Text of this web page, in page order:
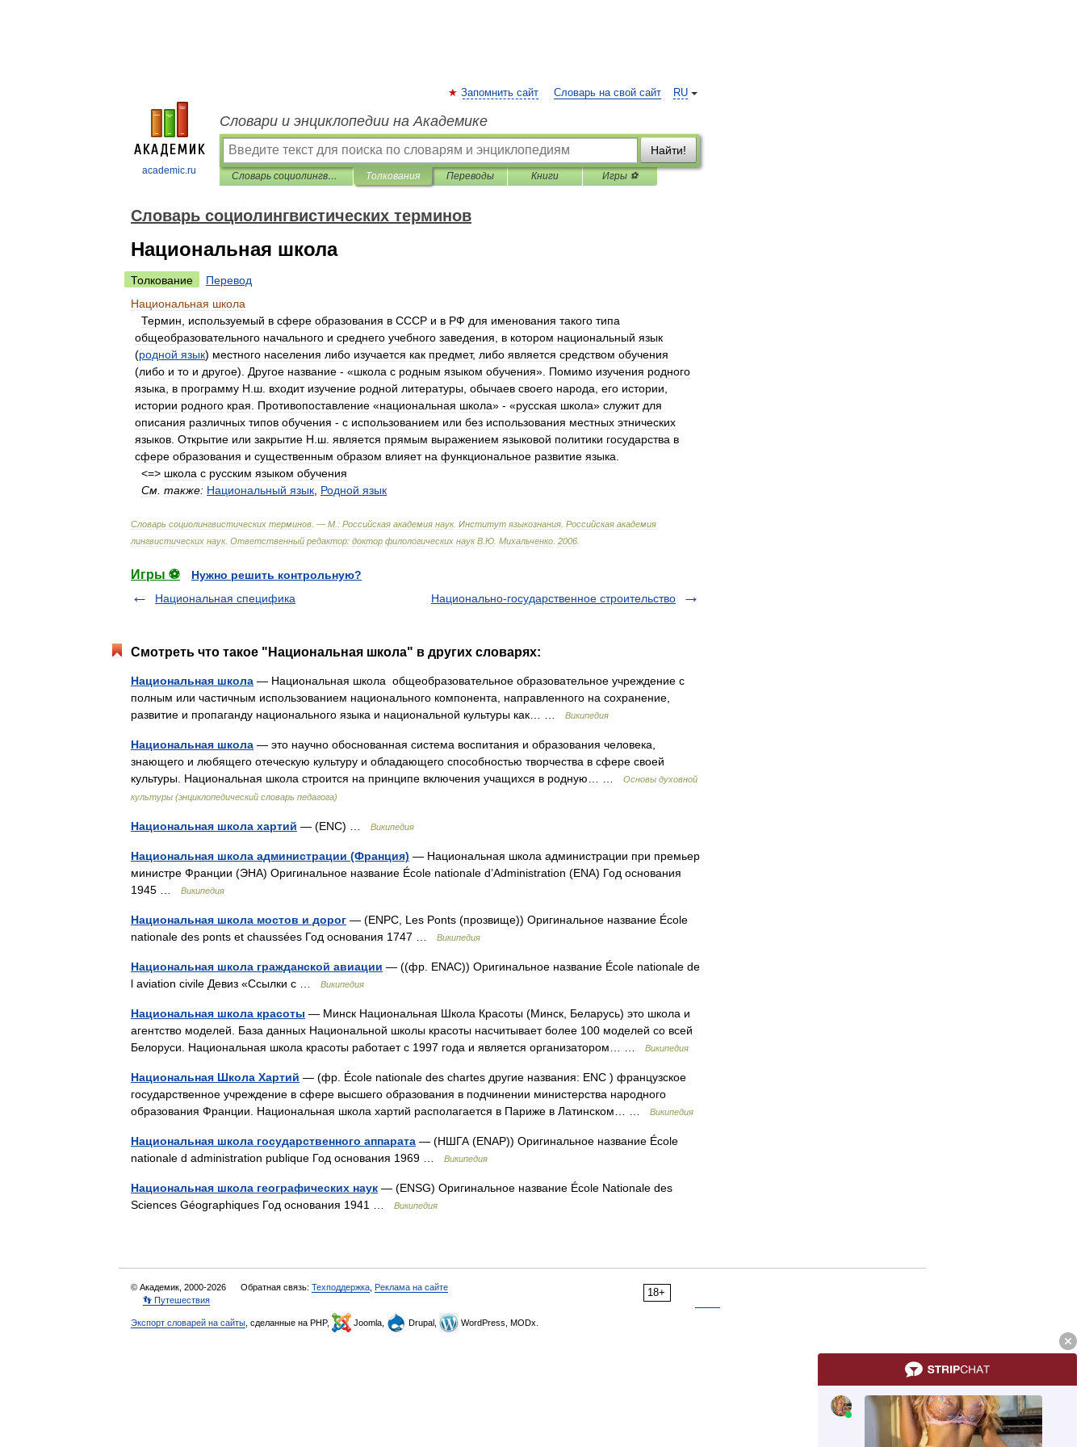
academic.ru
RU
Запомнить сайт Словарь на свой сайт
Словари и энциклопедии на Академике
Найти!
Словарь социолингвистических терминов Толкования Переводы Книги Игры ⚽
Словарь социолингвистических терминов
Национальная школа
Толкование
Перевод
Национальная школа
Термин
используемый в сфере образования в СССР и в РФ для именования такого типа
общеобразовательного начального и среднего учебного заведения в котором национальный язык
(родной язык) местного населения либо изучается как предмет, либо является средством обучения
(либо и то и другое). Другое название - «школа с родным языком обучения». Помимо изучения родного
языка
в программу Н ш входит изучение родной литературы обычаев своего народа его истории
истории родного края Противопоставление «национальная школа» - «русская школа» служит для
описания различных типов обучения - с использованием или без использования местных этнических
языков Открытие или закрытие Н ш является прямым выражением языковой политики государства в
сфере образования и существенным образом влияет на функциональное развитие языка
<=> школа с русским языком обучения
См также: Национальный язык Родной язык
Словарь социолингвистических терминов . — М : Российская академия наук. Институт языкознания Российская академия
лингвистических наук. Ответственный редактор: доктор филологических наук В Ю Михальченко 2006
Игры ⚽
Нужно решить контрольную?
Национальная специфика
Национально-государственное строительство
Смотреть что такое "Национальная школа" в других словарях:
Национальная школа — Национальная школа общеобразовательное образовательное учреждение с
полным или частичным использованием национального компонента, направленного на сохранение,
развитие и пропаганду национального языка и национальной культуры как… …
Википедия
Национальная школа — это научно обоснованная система воспитания и образования человека,
знающего и любящего отеческую культуру и обладающего способностью творчества в сфере своей
культуры. Национальная школа строится на принципе включения учащихся в родную… …
Основы духовной
культуры (энциклопедический словарь педагога)
Национальная школа хартий — (ENC) … Википедия
Национальная школа администрации (Франция) — Национальная школа администрации при премьер
министре Франции (ЭНА) Оригинальное название École nationale d’Administration (ENA) Год основания
1945 …
Википедия
Национальная школа мостов и дорог — (ENPC, Les Ponts (прозвище)) Оригинальное название École
nationale des ponts et chaussées Год основания 1747 …
Википедия
Национальная школа гражданской авиации — ((фр. ENAC)) Оригинальное название École nationale de
l aviation civile Девиз «Ссылки с …
Википедия
Национальная школа красоты — Минск Национальная Школа Красоты (Минск, Беларусь) это школа и
агентство моделей. База данных Национальной школы красоты насчитывает более 100 моделей со всей
Белоруси. Национальная школа красоты работает с 1997 года и является организатором… …
Википедия
Национальная Школа Хартий — (фр. École nationale des chartes другие названия: ENC ) французское
государственное учреждение в сфере высшего образования в подчинении министерства народного
образования Франции. Национальная школа хартий располагается в Париже в Латинском… …
Википедия
Национальная школа государственного аппарата — (НШГА (ENAP)) Оригинальное название École
nationale d administration publique Год основания 1969 …
Википедия
Национальная школа географических наук — (ENSG) Оригинальное название École Nationale des
Sciences Géographiques Год основания 1941 …
Википедия
18+
© Академик, 2000-2026 Обратная связь: Техподдержка Реклама на сайте
👣 Путешествия
Экспорт словарей на сайты , сделанные на PHP, Joomla, Drupal, WordPress, MODx.